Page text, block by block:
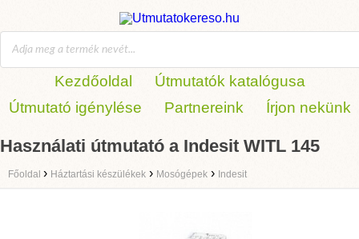
Kezdőoldal
Útmutatók katalógusa
Útmutató igénylése
Partnereink Írjon nekünk
Használati útmutató a Indesit WITL 145
Főoldal › Háztartási készülékek › Mosógépek › Indesit